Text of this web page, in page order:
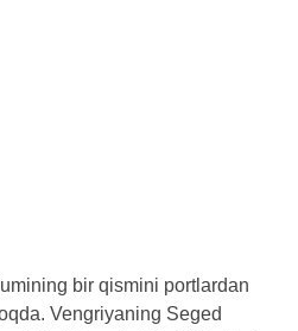
bir qismini portlardan
Vengriyaning Seged